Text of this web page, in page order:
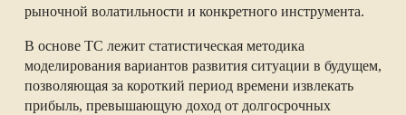
рыночной волатильности и конкретного инструмента.
В основе ТС лежит статистическая методика
моделирования вариантов развития ситуации в будущем,
позволяющая за короткий период времени извлекать
прибыль, превышающую доход от долгосрочных